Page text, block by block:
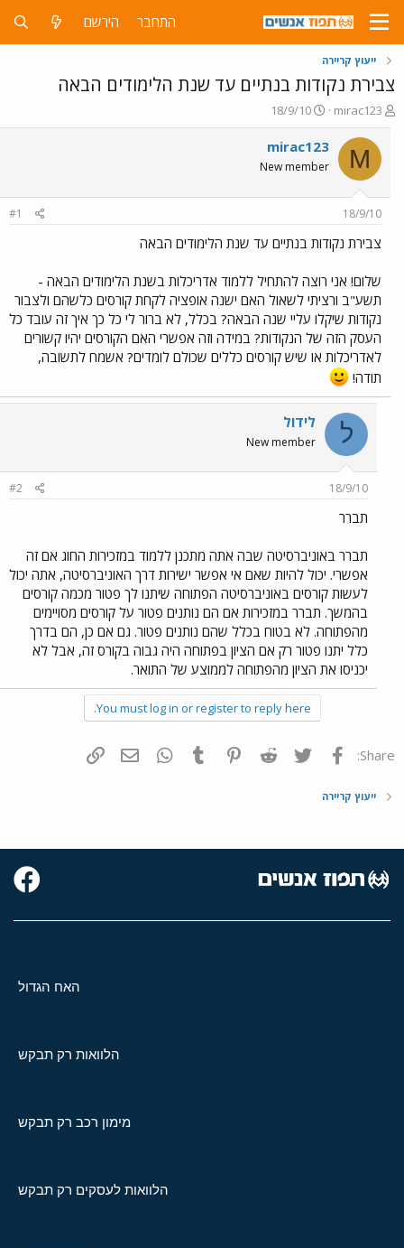
התחבר הירשם
ייעוץ קריירה
צבירת נקודות בנתיים עד שנת הלימודים הבאה
פ
ו
ת
ח
ה
ו
ש
א
mirac123
פ
ו
ר
ם
ר
18/9/10
M
mirac123
New member
18/9/10
#1
צבירת נקודות בנתיים עד שנת הלימודים הבאה
שלום! אני רוצה להתחיל ללמוד אדריכלות בשנת הלימודים הבאה -
תשע"ב ורציתי לשאול האם ישנה אופציה לקחת קורסים כלשהם ולצבור
נקודות שיקלו עליי שנה הבאה? בכלל, לא ברור לי כל כך איך זה עובד כל
העסק הזה של הנקודות? במידה וזה אפשרי האם הקורסים יהיו קשורים
לאדריכלות או שיש קורסים כללים שכולם לומדים? אשמח לתשובה,
תודה!
ל לידול
New member
18/9/10
#2
תברר
תברר באוניברסיטה שבה אתה מתכנן ללמוד במזכירות החוג אם זה
אפשרי. יכול להיות שאם אי אפשר ישירות דרך האוניברסיטה, אתה יכול
לעשות קורסים באוניברסיטה הפתוחה שיתנו לך פטור מכמה קורסים
בהמשך. תברר במזכירות אם הם נותנים פטור על קורסים מסויימים
מהפתוחה. לא בטוח בכלל שהם נותנים פטור. גם אם כן, הם בדרך
כלל יתנו פטור רק אם הציון בפתוחה היה גבוה בקורס זה, אבל לא
יכניסו את הציון מהפתוחה לממוצע של התואר.
You must log in or register to reply here.
Share: פייסבוק Twitter
Reddit
Pinterest
Tumblr
WhatsAppדואר אלקטרוני
ייעוץ קריירה
האח הגדול
הלוואות רק תבקש
מימון רכב רק תבקש
הלוואות לעסקים רק תבקש